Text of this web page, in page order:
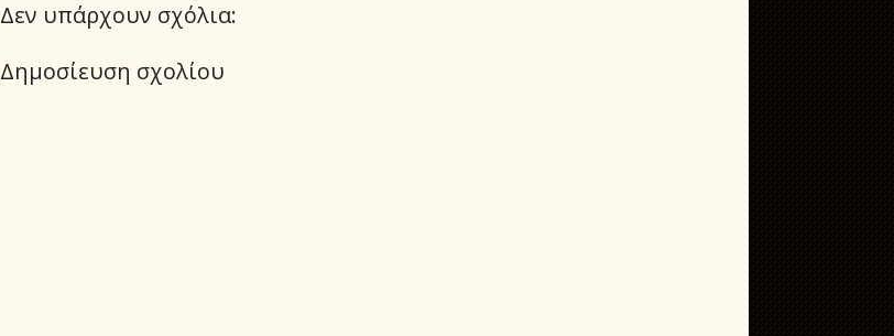
Δεν υπάρχουν σχόλια:
Δημοσίευση σχολίου